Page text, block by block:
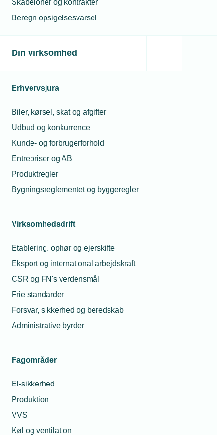
Skabeloner og kontrakter
Beregn opsigelsesvarsel
Din virksomhed
Erhvervsjura
Biler, kørsel, skat og afgifter
Udbud og konkurrence
Kunde- og forbrugerforhold
Entrepriser og AB
Produktregler
Bygningsreglementet og byggeregler
Virksomhedsdrift
Etablering, ophør og ejerskifte
Eksport og international arbejdskraft
CSR og FN's verdensmål
Frie standarder
Forsvar, sikkerhed og beredskab
Administrative byrder
Fagområder
El-sikkerhed
Produktion
VVS
Køl og ventilation
maj-lønnen, såfremt der er dækning på
kontoen.
Særligt for VVS-overenskomsten
ved årets udgang, Arbejdsgiveren skal sikre,
at kontoen opgøres og eventuelle
udbetalinger sker i overensstemmelse med
overenskomsten, medmindre der foreligger en
lokal aftale om fx indbetaling til pension i
stedet.
Medarbejderen kan vælge at anvende
saldoen til fx (ikke udtømmende):
børneomsorgsdage, lægebesøg med barn
m.v.)
indestående beløb - eller en del deraf til
medarbejderen som hovedregel meddele
dette skriftligt senest:
31. maj (for juni-udbetaling)